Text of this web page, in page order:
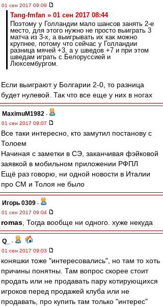
01 сен 2017 09:09
Tang-fmfan » 01 сен 2017 08:44
Поэтому у Голландии мало шансов занять 2-е
место, для этого нужно не просто выиграть 3
матча из 3-х, а выигрывать их как можно
крупнее, потому что сейчас у Голландии
разница мячей +3, а у шведов +7 и при этом
шведам играть с Белоруссией и
Люксембургом.
Если выиграют у Болгарии 2-0, то разница
будет нулевой. Так что все еще у них в ногах
MaximuM1982 -
01 сен 2017 09:07
Все таки интересно, кто замутил постанову с
Толоем
Начиная с заметки в СЭ, заканчивая фэйковой
заявкой в мобильном приложении РФПЛ
Ещё раз говорю, ни одной новости в Италии
про СМ и Толоя не было
Игорь 0309 -
01 сен 2017 09:04
romas , Тогда вообще ни одного. хуже некуда
Q_
-
01 сен 2017 09:03
коняшки тоже "интересовались", но там то хоть
причины понятны. Там вопрос скорее стоит
продать или не продавать пару котирующихся
игроков перед продажей клуба или не
продавать, про купить там только "интерес"